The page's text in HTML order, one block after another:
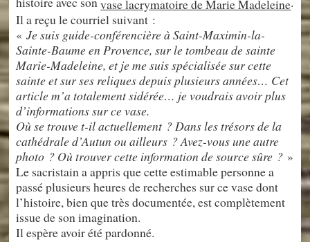
vase lacrymatoire de Marie Madeleine
Il a reçu le courriel suivant :
«Je suis guide-conférencière à Saint-Maximin-la-
Sainte-Baume en Provence, sur le tombeau de sainte
Marie-Madeleine, et je me suis spécialisée sur cette
sainte et sur ses reliques depuis plusieurs années… Cet
article m’a totalement sidérée… je voudrais avoir plus
d’informations sur ce vase.
Où se trouve t-il actuellement ? Dans les trésors de la
cathédrale d’Autun ou ailleurs ? Avez-vous une autre
photo ? Où trouver cette information de source sûre ? »
Le sacristain a appris que cette estimable personne a
passé plusieurs heures de recherches sur ce vase dont
l’histoire, bien que très documentée, est complètement
issue de son imagination.
Il espère avoir été pardonné.